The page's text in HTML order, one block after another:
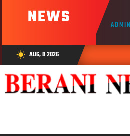
NEWS ADMIN
wb_sunny AUG, 8 2026